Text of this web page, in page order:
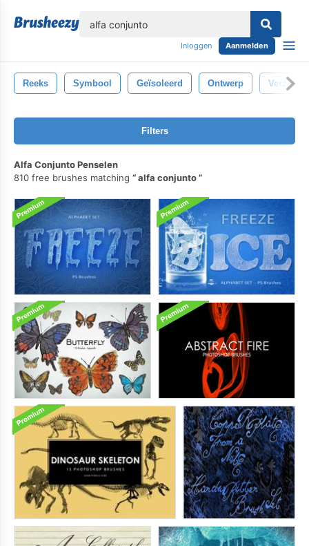
Inloggen Aanmelden
Reeks Symbool Geïsoleerd Ontwerp
Filters
Alfa Conjunto Penselen
810 free brushes matching
alfa conjunto